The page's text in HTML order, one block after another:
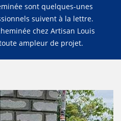
sont quelques-unes
suivent à la lettre.
chez Artisan Louis
ampleur de projet.